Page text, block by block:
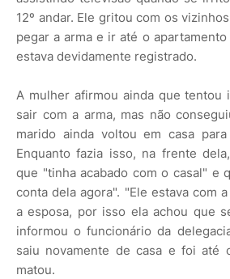
12º andar. Ele gritou com os
pegar a arma e ir até o
estava devidamente registrado.
A mulher afirmou ainda que tentou
sair com a arma, mas não
marido ainda voltou em casa
Enquanto fazia isso, na frente
que "tinha acabado com o casal" e
conta dela agora". "Ele estava com
a esposa, por isso ela achou que
informou o funcionário da
saiu novamente de casa e foi até
matou.